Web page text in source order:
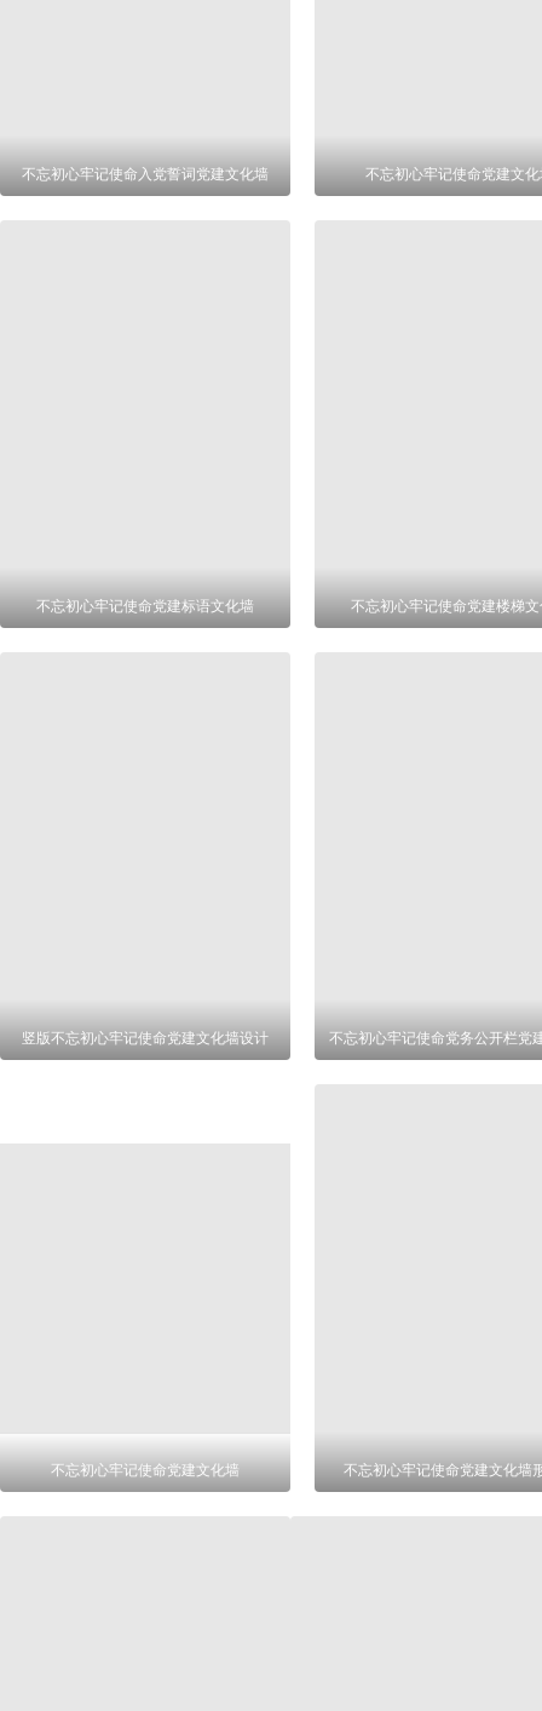
不忘初心牢记使命入党誓词党建文化墙 不忘初心牢记使命党建文
不忘初心牢记使命党建标语文化墙 不忘初心牢记使命党建楼梯
竖版不忘初心牢记使命党建文化墙设计 不忘初心牢记使命党务公开栏党
不忘初心牢记使命党建文化墙 不忘初心牢记使命党建文化墙